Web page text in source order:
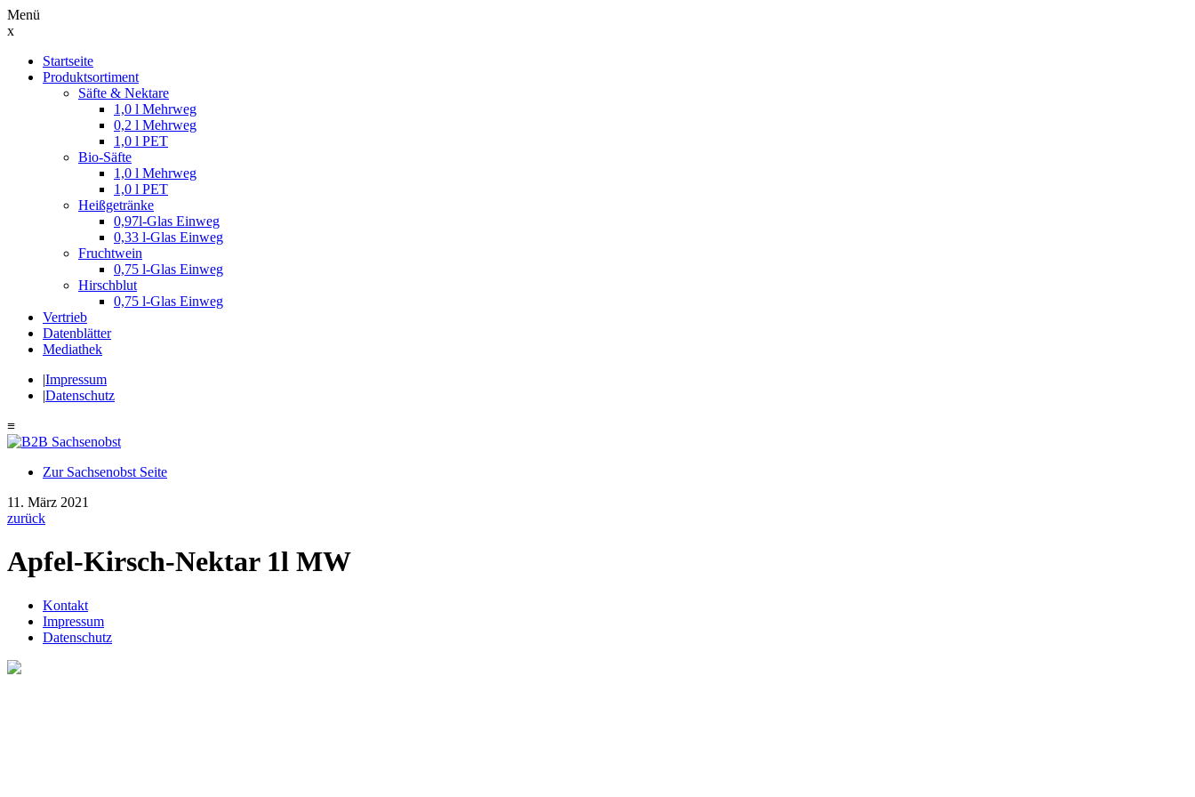
Menü
x
nach:
Startseite
Produktsortiment
Säfte & Nektare
1,0 l Mehrweg
0,2 l Mehrweg
1,0 l PET
Bio-Säfte
1,0 l Mehrweg
1,0 l PET
Heißgetränke
0,97l-Glas Einweg
0,33 l-Glas Einweg
Fruchtwein
0,75 l-Glas Einweg
Hirschblut
0,75 l-Glas Einweg
Vertrieb
Datenblätter
Mediathek
|Impressum
|Datenschutz
≡
Zur Sachsenobst Seite
Suche
nach:
11. März 2021
zurück
Apfel-Kirsch-Nektar 1l MW
Kontakt
Impressum
Datenschutz